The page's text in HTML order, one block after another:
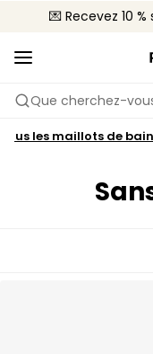
💌 Recevez 10
🚚
Que cherchez-
les maillots de bain